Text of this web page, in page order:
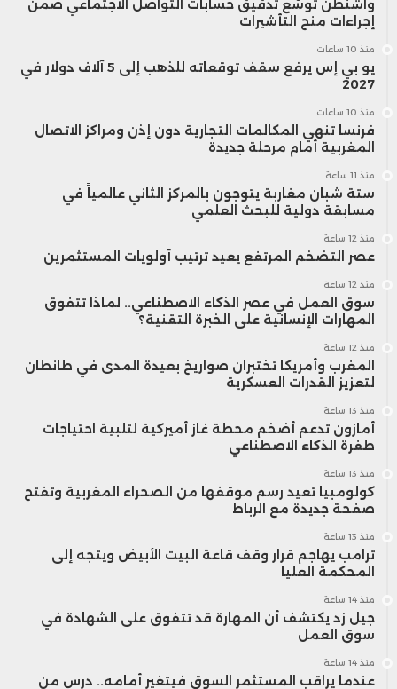
واشنطن توسّع تدقيق حسابات التواصل الاجتماعي ضمن
إجراءات منح التأشيرات
منذ 10 ساعات
يو بي إس يرفع سقف توقعاته للذهب إلى 5 آلاف دولار في
2027
منذ 10 ساعات
فرنسا تنهي المكالمات التجارية دون إذن ومراكز الاتصال
المغربية أمام مرحلة جديدة
منذ 11 ساعة
ستة شبان مغاربة يتوجون بالمركز الثاني عالمياً في
مسابقة دولية للبحث العلمي
منذ 12 ساعة
عصر التضخم المرتفع يعيد ترتيب أولويات المستثمرين
منذ 12 ساعة
سوق العمل في عصر الذكاء الاصطناعي.. لماذا تتفوق
المهارات الإنسانية على الخبرة التقنية؟
منذ 12 ساعة
المغرب وأمريكا تختبران صواريخ بعيدة المدى في طانطان
لتعزيز القدرات العسكرية
منذ 13 ساعة
أمازون تدعم أضخم محطة غاز أميركية لتلبية احتياجات
طفرة الذكاء الاصطناعي
منذ 13 ساعة
كولومبيا تعيد رسم موقفها من الصحراء المغربية وتفتح
صفحة جديدة مع الرباط
منذ 13 ساعة
ترامب يهاجم قرار وقف قاعة البيت الأبيض ويتجه إلى
المحكمة العليا
منذ 14 ساعة
جيل زد يكتشف أن المهارة قد تتفوق على الشهادة في
سوق العمل
منذ 14 ساعة
عندما يراقب المستثمر السوق فيتغير أمامه.. درس من